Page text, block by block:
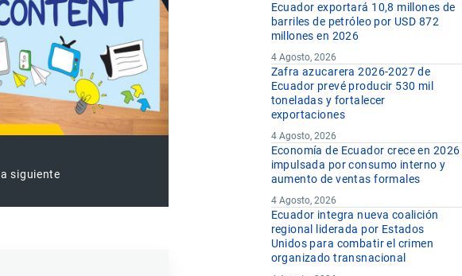
siguiente
Ecuador exportará 10,8 millones de
barriles de petróleo por USD 872
millones en 2026
4 Agosto, 2026
Zafra azucarera 2026-2027 de
Ecuador prevé producir 530 mil
toneladas y fortalecer
exportaciones
4 Agosto, 2026
Economía de Ecuador crece en 2026
impulsada por consumo interno y
aumento de ventas formales
4 Agosto, 2026
Ecuador integra nueva coalición
regional liderada por Estados
Unidos para combatir el crimen
organizado transnacional